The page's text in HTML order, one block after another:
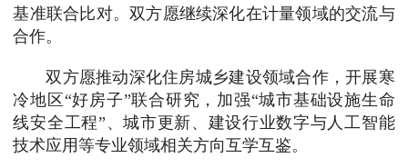
基准联合比对。双方愿继续深化在计量领域的交流与
合作。
双方愿推动深化住房城乡建设领域合作，开展寒
冷地区“好房子”联合研究，加强“城市基础设施生命
线安全工程”、城市更新、建设行业数字与人工智能
技术应用等专业领域相关方向互学互鉴。